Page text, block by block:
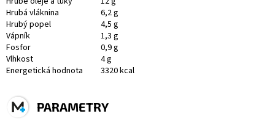
Hrubá vláknina
6,2 g
Hrubý popel
4,5 g
Vápník
1,3 g
Fosfor
0,9 g
Vlhkost
4 g
Energetická hodnota
3320 kcal
PARAMETRY